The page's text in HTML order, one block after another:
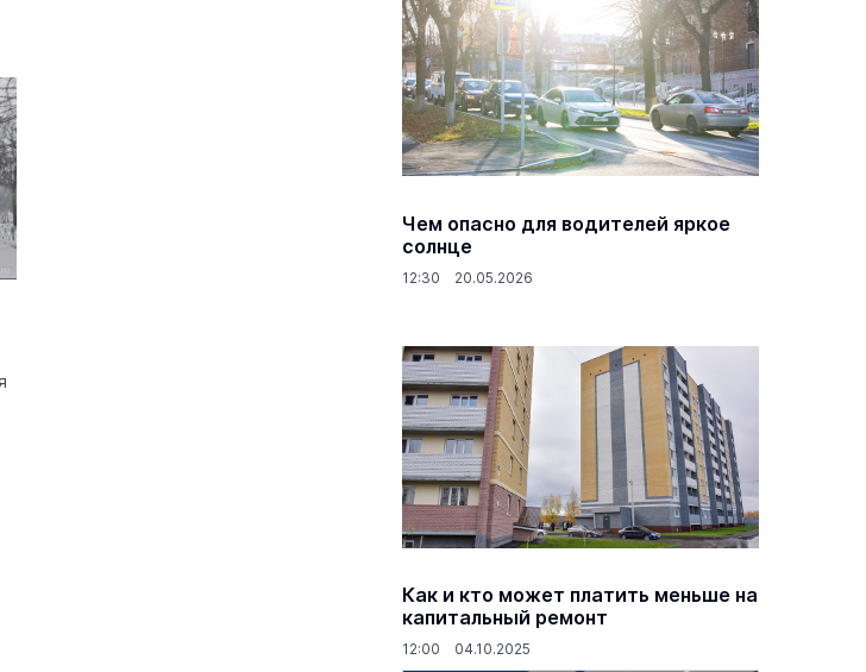
Чем опасно для водителей яркое
солнце
12:30 20.05.2026
Как и кто может платить меньше на
капитальный ремонт
12:00 04.10.2025